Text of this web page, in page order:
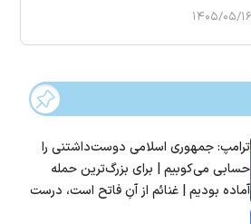
ترامپ: جمهوری اسلامی دوست‌داشتنی را
حسابی می‌کوبیم | برای بزرگ‌ترین حمله
آماده بودیم | غنائم از آنِ فاتح است، درست